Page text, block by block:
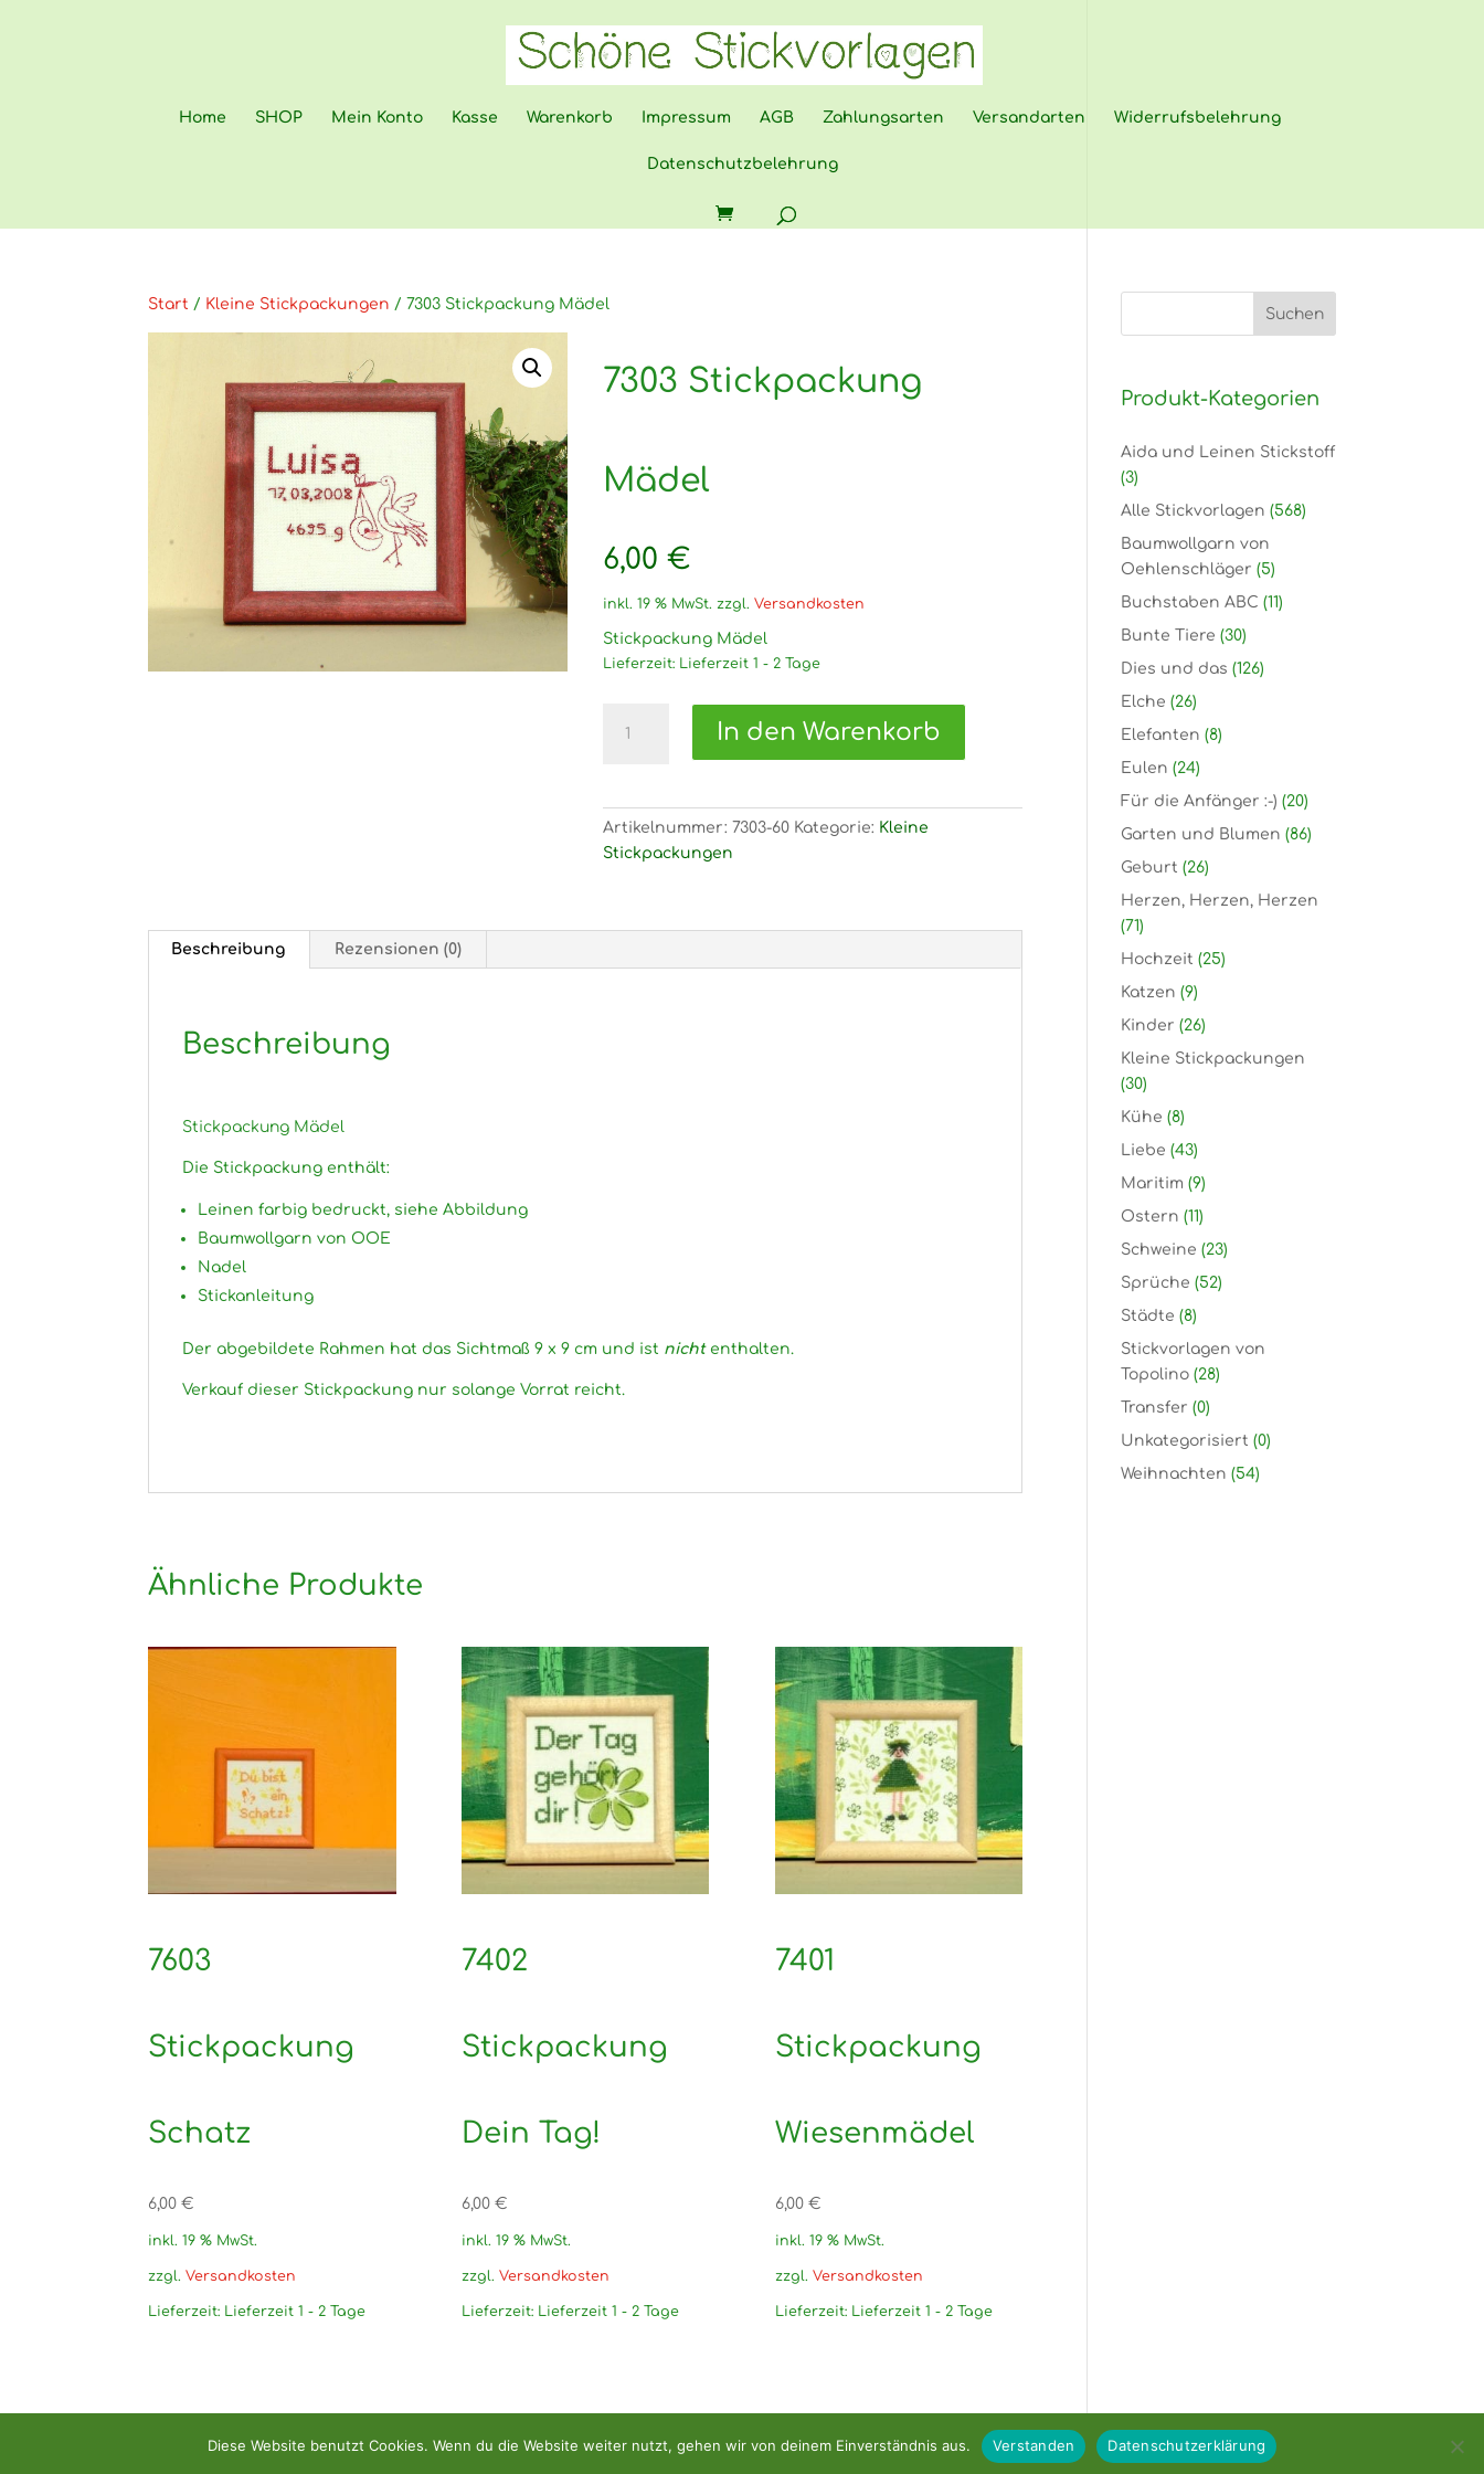
Home SHOP Mein Konto Kasse Warenkorb Impressum AGB Zahlungsarten Versandarten Widerrufsbelehrung
Datenschutzbelehrung
Start / Kleine Stickpackungen / 7303 Stickpackung Mädel
7303 Stickpackung
Mädel
6,00€
inkl. 19 % MwSt. zzgl.Versandkosten
Stickpackung Mädel
Lieferzeit: Lieferzeit 1 - 2 Tage
Stickpackung
In den Warenkorb
Artikelnummer: 7303-60 Kategorie: Kleine
Stickpackungen
Beschreibung Rezensionen (0)
Beschreibung
Stickpackung Mädel
Die Stickpackung enthält:
Leinen farbig bedruckt, siehe Abbildung
Baumwollgarn von OOE
Nadel
Stickanleitung
Der abgebildete Rahmen hat das Sichtmaß 9 x 9 cm und ist nichtenthalten.
Verkauf dieser Stickpackung nur solange Vorrat reicht.
Ähnliche Produkte
7603
Stickpackung
Schatz
6,00€
inkl. 19 % MwSt.
zzgl.Versandkosten
Lieferzeit: Lieferzeit 1 - 2 Tage
7402
Stickpackung
Dein Tag!
6,00 €
inkl. 19 % MwSt.
zzgl. Versandkosten
Lieferzeit: Lieferzeit 1 - 2 Tage
7401
Stickpackung
Wiesenmädel
6,00 €
inkl. 19 % MwSt.
zzgl. Versandkosten
Lieferzeit: Lieferzeit 1 - 2 Tage
Produkt-Kategorien
Aida und Leinen Stickstoff
(3)
Alle Stickvorlagen (568)
Baumwollgarn von
Oehlenschläger (5)
Buchstaben ABC (11)
Bunte Tiere (30)
Dies und das (126)
Elche (26)
Elefanten (8)
Eulen (24)
Für die Anfänger :-) (20)
Garten und Blumen (86)
Geburt (26)
Herzen, Herzen, Herzen
(71)
Hochzeit (25)
Katzen (9)
Kinder (26)
Kleine Stickpackungen
(30)
Kühe (8)
Liebe (43)
Maritim (9)
Ostern (11)
Schweine (23)
Sprüche (52)
Städte (8)
Stickvorlagen von
Topolino (28)
Transfer (0)
Unkategorisiert (0)
Weihnachten (54)
Copyright: Handarbeitshandel Dirk Rellecke 2026
Diese Website benutzt Cookies. Wenn du die Website weiter nutzt, gehen wir von deinem Einverständnis aus. Verstanden Datenschutzerklärung